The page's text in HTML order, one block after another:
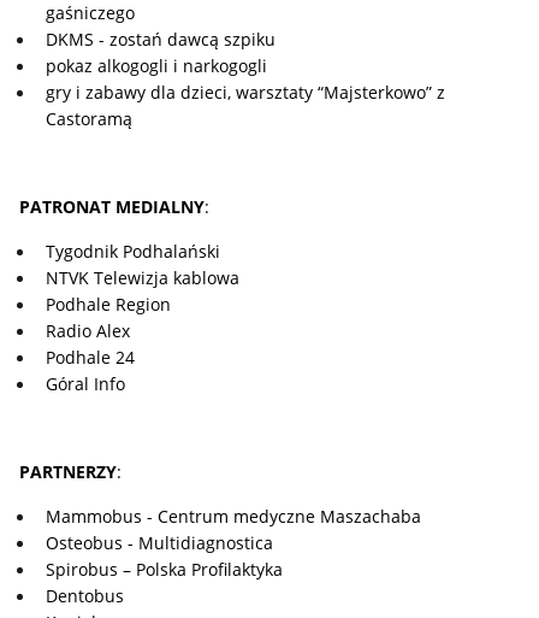
gaśniczego
DKMS - zostań dawcą szpiku
pokaz alkogogli i narkogogli
gry i zabawy dla dzieci, warsztaty “Majsterkowo” z
Castoramą
PATRONAT MEDIALNY:
Tygodnik Podhalański
NTVK Telewizja kablowa
Podhale Region
Radio Alex
Podhale 24
Góral Info
PARTNERZY:
Mammobus - Centrum medyczne Maszachaba
Osteobus - Multidiagnostica
Spirobus – Polska Profilaktyka
Dentobus